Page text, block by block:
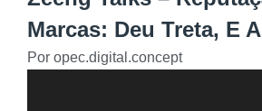
Marcas: Deu Treta, E
Por opec.digital.concept